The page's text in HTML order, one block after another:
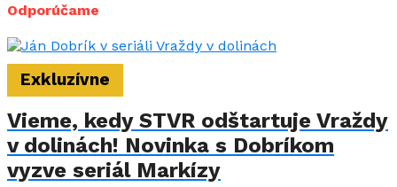
Odporúčame
Exkluzívne
Vieme, kedy STVR odštartuje Vraždy
v dolinách! Novinka s Dobríkom
vyzve seriál Markízy